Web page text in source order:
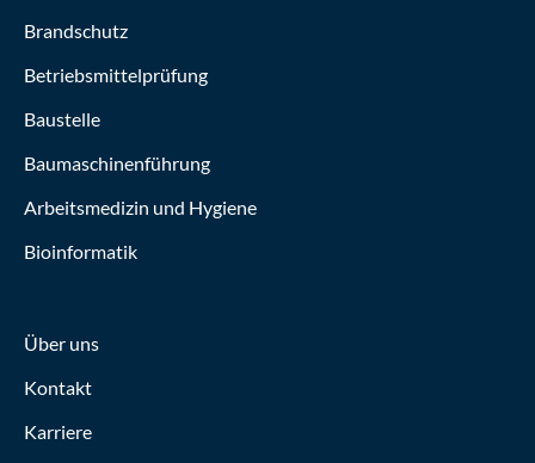
Brandschutz
Betriebsmittelprüfung
Baustelle
Baumaschinenführung
Arbeitsmedizin und Hygiene
Bioinformatik
Über uns
Kontakt
Karriere